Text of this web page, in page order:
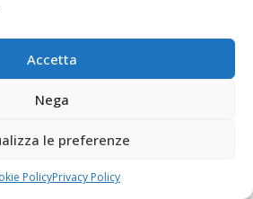
Accetta
Nega
le preferenze
PolicyPrivacy Policy